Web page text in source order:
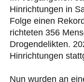
Hinrichtungen in
Folge einen
richteten 356
Drogendelikten.
Hinrichtungen
Nun wurden an